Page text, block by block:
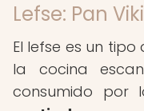
Lefse: Pan
El lefse es un
la cocina
consumido por